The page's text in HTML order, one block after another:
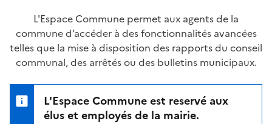
L'Espace Commune permet aux agents de la
commune d’accéder à des fonctionnalités avancées
telles que la mise à disposition des rapports du conseil
communal, des arrêtés ou des bulletins municipaux.
L'Espace Commune est reservé aux
élus et employés de la mairie.